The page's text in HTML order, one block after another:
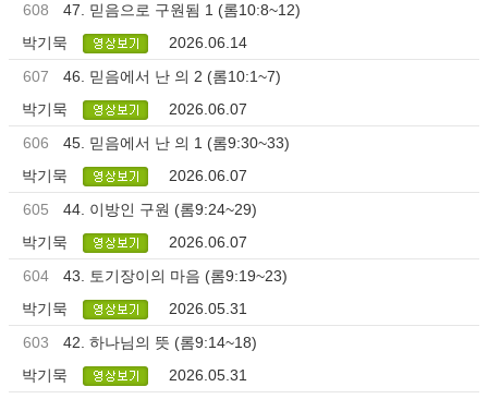
608
47. 믿음으로 구원됨 1 (롬10:8~12)
박기묵
2026.06.14
607
46. 믿음에서 난 의 2 (롬10:1~7)
박기묵
2026.06.07
606
45. 믿음에서 난 의 1 (롬9:30~33)
박기묵
2026.06.07
605
44. 이방인 구원 (롬9:24~29)
박기묵
2026.06.07
604
43. 토기장이의 마음 (롬9:19~23)
박기묵
2026.05.31
603
42. 하나님의 뜻 (롬9:14~18)
박기묵
2026.05.31